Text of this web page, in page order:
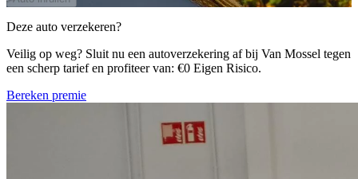
Deze auto verzekeren?
Veilig op weg? Sluit nu een autoverzekering af bij Van Mossel tegen
een scherp tarief en profiteer van: €0 Eigen Risico.
Bereken premie